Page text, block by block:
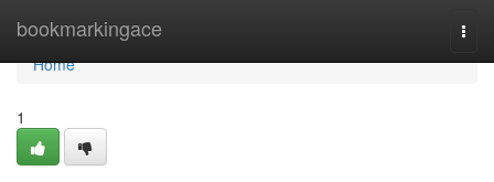
bookmarkingace
Home
Home
1